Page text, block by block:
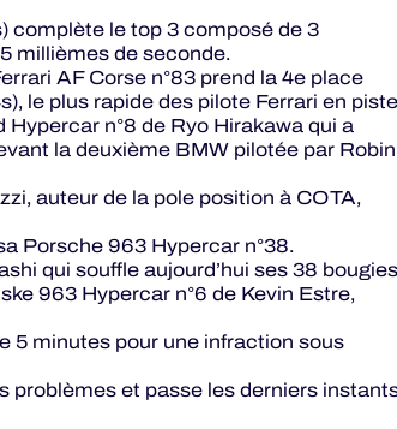
complète le top 3 composé de 3
millièmes de seconde.
AF Corse n°83 prend la 4e place
le plus rapide des pilote Ferrari en
n°8 de Ryo Hirakawa qui a
la deuxième BMW pilotée par Robin
auteur de la pole position à COTA,
Porsche 963 Hypercar n°38.
qui souffle aujourd’hui ses 38
963 Hypercar n°6 de Kevin Estre,
5 minutes pour une infraction sous
problèmes et passe les derniers